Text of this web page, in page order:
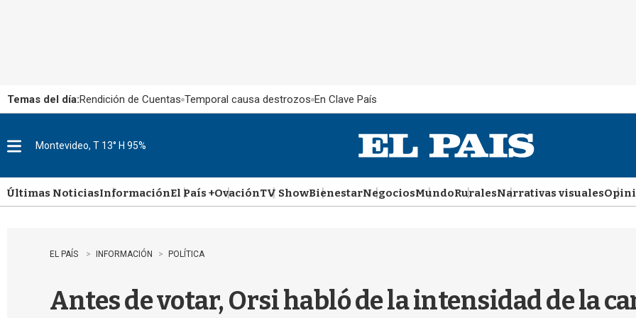
Temas del día:Rendición de Cuentas Temporal causa destrozos En Clave País
u
Montevideo, T 13° H 95%
Últimas NoticiasInformaciónEl País +OvaciónTV ShowBienestarNegociosMundoRuralesNarrativas visuales
EL PAÍS INFORMACIÓN POLÍTICA
Antes de votar, Orsi habló de la intensidad de la